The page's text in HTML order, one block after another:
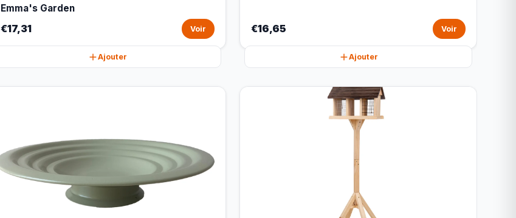
Emma's Garden
€17,31 Voir
Ajouter
€16,65 Voir
Ajouter